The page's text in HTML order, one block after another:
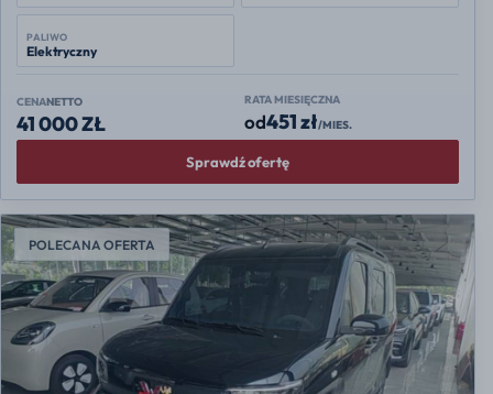
PALIWO
Elektryczny
CENANETTO
41 000 ZŁ
RATA MIESIĘCZNA
od451 zł/MIES.
Sprawdź ofertę
POLECANA OFERTA